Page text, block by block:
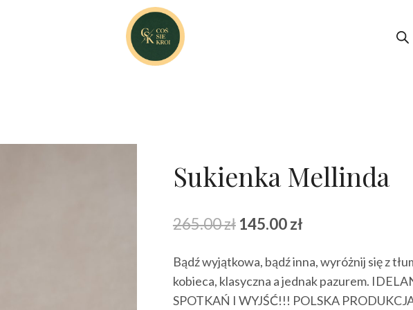
Sukienka Mellinda
265.00zł Pierwotna
wynosiła:
265.00 zł.
145.00złAktualna
wynosi:
145.00 zł.
Bądź wyjątkowa, bądź inna, wyróżnij się z
kobieca, klasyczna a jednak pazurem.
SPOTKAŃ I WYJŚĆ!!! POLSKA